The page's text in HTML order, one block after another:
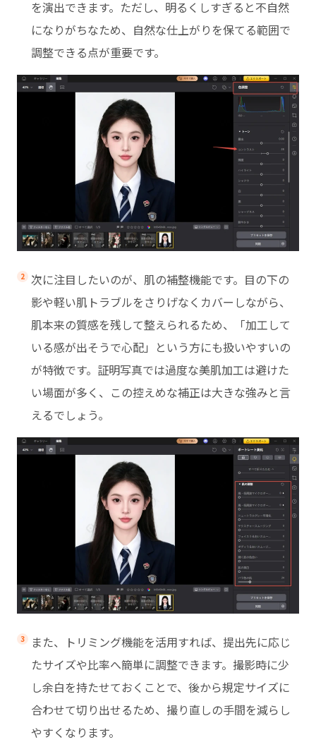
を演出できます。ただし、明るくしすぎると不自然
になりがちなため、自然な仕上がりを保てる範囲で
調整できる点が重要です。
次に注目したいのが、肌の補整機能です。目の下の
影や軽い肌トラブルをさりげなくカバーしながら、
肌本来の質感を残して整えられるため、「加工して
いる感が出そうで心配」という方にも扱いやすいの
が特徴です。証明写真では過度な美肌加工は避けた
い場面が多く、この控えめな補正は大きな強みと言
えるでしょう。
また、トリミング機能を活用すれば、提出先に応じ
たサイズや比率へ簡単に調整できます。撮影時に少
し余白を持たせておくことで、後から規定サイズに
合わせて切り出せるため、撮り直しの手間を減らし
やすくなります。